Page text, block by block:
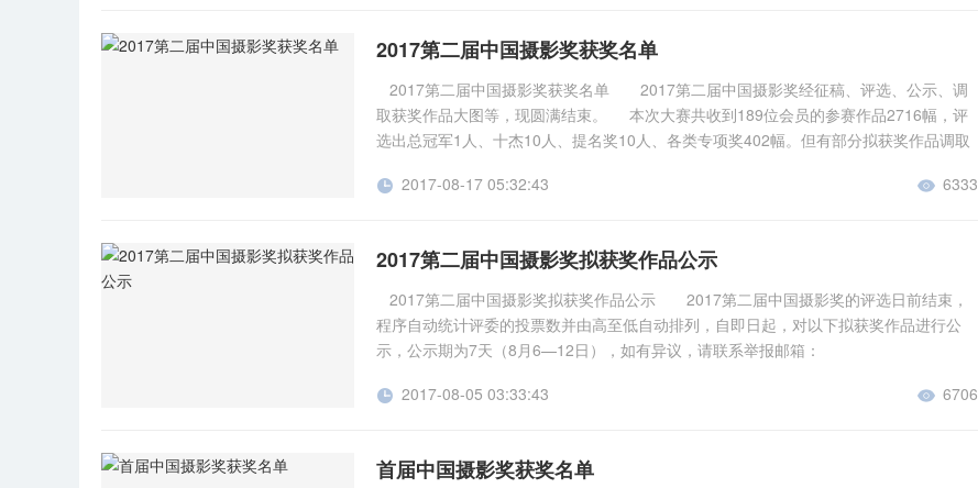
明等） 公示地址：http://awards.sychina.net/Exhibition.asp
2017第二届中国摄影奖获奖名单
2017第二届中国摄影奖获奖名单 2017第二届中国摄影奖经征稿、评选、公示、调
取获奖作品大图等，现圆满结束。 本次大赛共收到189位会员的参赛作品2716幅，评
选出总冠军1人、十杰10人、提名奖10人、各类专项奖402幅。但有部分拟获奖作品调取
委会决定对这些作品的获奖资格予以撤销，被撤销的作品获奖缺额不再增补。 请获奖
381分 十杰：薛兴大（江苏） 357分 十杰：李春科（河北） 310分 十杰：王 植（陕
西） 286分 十杰：郑文生（福建） 284分 十杰：李贤松（福建） 278分 十杰：邓
维鉴（江苏） 271分 十杰：杨勇成（云南） 262分 十杰：雷韫良（陕西） 249分
十杰：杨多润（甘肃） 247分 提名奖：孙永杰（山东） 239分 提名奖：陈 峰（上
奖：梁钧棠（广西） 201分 提名奖：朱跃生（海南） 201分 提名奖：杨汉春（江
锦 李春科 34 人仰马翻 赵登文 34 银奖： 危机时刻 李春
 2017-08-17 05:32:43  6333
2017第二届中国摄影奖拟获奖作品公示
2017第二届中国摄影奖拟获奖作品公示 2017第二届中国摄影奖的评选日前结束，
程序自动统计评委的投票数并由高至低自动排列，自即日起，对以下拟获奖作品进行公
示，公示期为7天（8月6—12日），如有异议，请联系举报邮箱：
2017年8月12日前发至邮箱：3334358169@qq.com，逾期视为弃权，组委会将对弃权或
瞬间组 金奖： 光明使者 薛明瑞 34 空中芭蕾 金炎 34 鸬鹚戏红
 2017-08-05 03:33:43  6706
首届中国摄影奖获奖名单